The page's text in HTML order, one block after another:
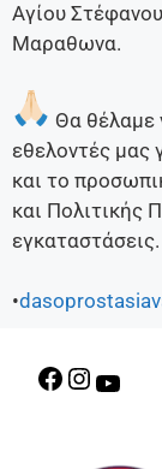
Αγίου
Μαραθωνα.
Θα θέλαμε
εθελοντές μας
και το
και Πολιτικής
εγκαταστάσεις.
•